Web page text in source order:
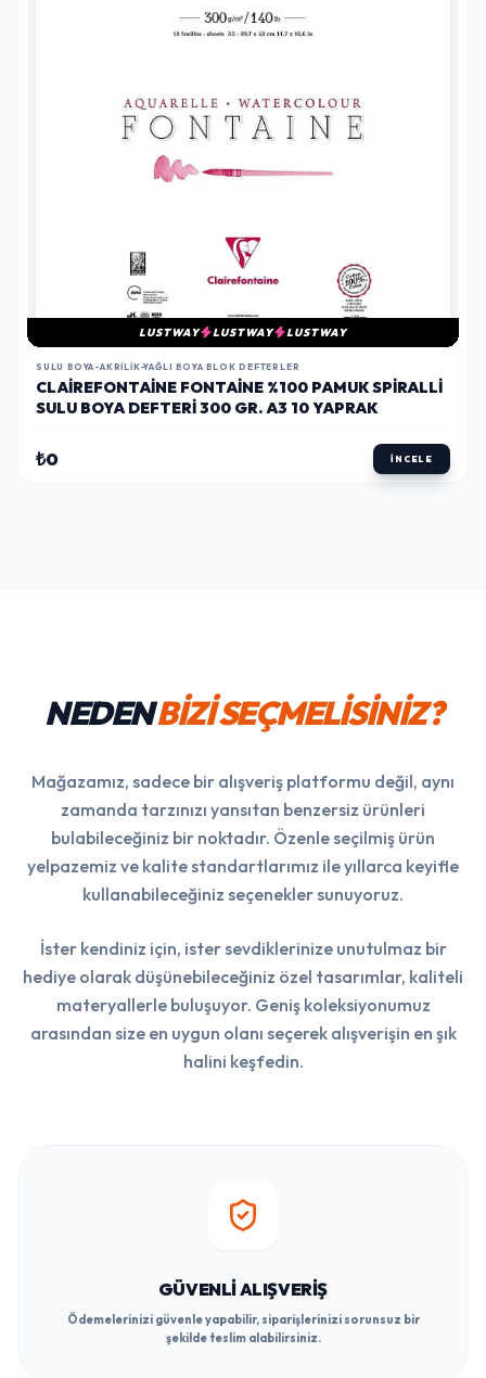
LUSTWAY LUSTWAY LUSTWAY
SULU BOYA-AKRILIK-YAĞLI BOYA BLOK DEFTERLER
CLAIREFONTAINE FONTAINE %100 PAMUK SPIRALLI
SULU BOYA DEFTERI 300 GR. A3 10 YAPRAK
₺0 İNCELE
NEDENBİZİ SEÇMELİSİNİZ?
Mağazamız, sadece bir alışveriş platformu değil, aynı
zamanda tarzınızı yansıtan benzersiz ürünleri
bulabileceğiniz bir noktadır. Özenle seçilmiş ürün
yelpazemiz ve kalite standartlarımız ile yıllarca keyifle
kullanabileceğiniz seçenekler sunuyoruz.
İster kendiniz için, ister sevdiklerinize unutulmaz bir
hediye olarak düşünebileceğiniz özel tasarımlar, kaliteli
materyallerle buluşuyor. Geniş koleksiyonumuz
arasından size en uygun olanı seçerek alışverişin en şık
halini keşfedin.
GÜVENLI ALIŞVERIŞ
Ödemelerinizi güvenle yapabilir, siparişlerinizi sorunsuz bir
şekilde teslim alabilirsiniz.